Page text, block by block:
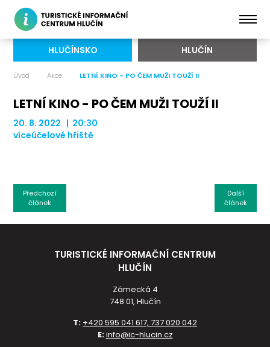
HLUČÍNSKO HLUČÍN
Úvod Akce LETNÍ KINO - PO ČEM MUŽI TOUŽÍ II
LETNÍ KINO - PO ČEM MUŽI TOUŽÍ II
20. 8. 2022 | 20:30
víceúčelové hřiště
Další
článek
Předchozí
článek
TURISTICKÉ INFORMAČNÍ CENTRUM
HLUČÍN
Zámecká 4
748 01, Hlučín
T: +420 595 041 617, 737 020 042
E:info@ic-hlucin.cz